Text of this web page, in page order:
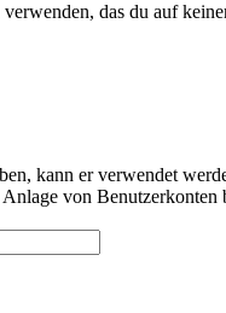
das du auf
kann er verwendet
von